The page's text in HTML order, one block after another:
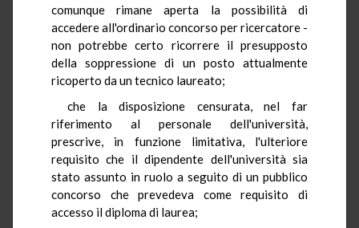
comunque rimane aperta la possibilità di
accedere all'ordinario concorso per ricercatore -
non potrebbe certo ricorrere il presupposto
della soppressione di un posto attualmente
ricoperto da un tecnico laureato;
che la disposizione censurata, nel far
riferimento al personale dell'università,
prescrive, in funzione limitativa, l'ulteriore
requisito che il dipendente dell'università sia
stato assunto in ruolo a seguito di un pubblico
concorso che prevedeva come requisito di
accesso il diploma di laurea;